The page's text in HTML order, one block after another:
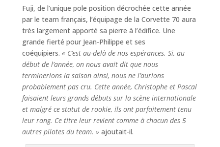
Fuji, de l’unique pole position décrochée cette année
par le team français, l’équipage de la Corvette 70 aura
très largement apporté sa pierre à l’édifice. Une
grande fierté pour Jean-Philippe et ses
coéquipiers. « C’est au-delà de nos espérances. Si, au
début de l’année, on nous avait dit que nous
terminerions la saison ainsi, nous ne l’aurions
probablement pas cru. Cette année, Christophe et Pascal
faisaient leurs grands débuts sur la scène internationale
et malgré ce statut de rookie, ils ont parfaitement tenu
leur rang. Ce titre leur revient comme à chacun des 5
autres pilotes du team. » ajoutait-il.